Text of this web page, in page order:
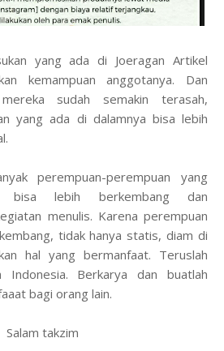
yang ada di Joeragan Artikel
kemampuan anggotanya. Dan
sudah semakin terasah,
yang ada di dalamnya bisa lebih
perempuan-perempuan yang
bisa lebih berkembang dan
menulis. Karena perempuan
tidak hanya statis, diam di
hal yang bermanfaat. Teruslah
Indonesia. Berkarya dan buatlah
bagi orang lain.
Salam takzim